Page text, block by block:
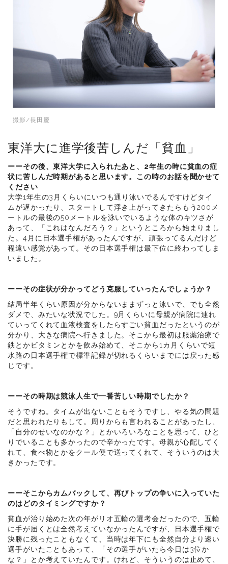
撮影/長田慶
東洋大に進学後苦しんだ「貧血」
ーーその後、東洋大学に入られたあと、2年生の時に貧血の症
状に苦しんだ時期があると思います。この時のお話を聞かせて
ください
大学1年生の3月くらいにいつも通り泳いでるんですけどタイ
ムが遅かったり、スタートして浮き上がってきたらもう200メ
ートルの最後の50メートルを泳いでいるような体のキツさが
あって、「これはなんだろう？」というところから始まりまし
た。4月に日本選手権があったんですが、頑張ってるんだけど
程遠い感覚があって。その日本選手権は最下位に終わってしま
いました。
ーーその症状が分かってどう克服していったんでしょうか？
結局半年くらい原因が分からないままずっと泳いで、でも全然
ダメで、みたいな状況でした。9月くらいに母親が病院に連れ
ていってくれて血液検査をしたらすごい貧血だったというのが
分かり、大きな病院へ行きました。そこから最初は服薬治療で
鉄とかビタミンとかを飲み始めて、そこから1カ月くらいで短
水路の日本選手権で標準記録が切れるくらいまでには戻った感
じです。
ーーその時期は競泳人生で一番苦しい時期でしたか？
そうですね。タイムが出ないこともそうですし、やる気の問題
だと思われたりもして。周りからも言われることがあったし、
「自分のせいなのかな？」とかいろいろなことを思って、ひと
りでいることも多かったので辛かったです。母親が心配してく
れて、食べ物とかをクール便で送ってくれて、そういうのは大
きかったです。
ーーそこからカムバックして、再びトップの争いに入っていた
のはどのタイミングですか？
貧血が治り始めた次の年がリオ五輪の選考会だったので、五輪
に手が届くとは全然考えていなかったんですが、日本選手権で
決勝に残ったこともなくて、当時は年下にも全然自分より速い
選手がいたこともあって、「その選手がいたら今日は3位か
な？」とか考えていたんです。けれど、そういうのは止めて、